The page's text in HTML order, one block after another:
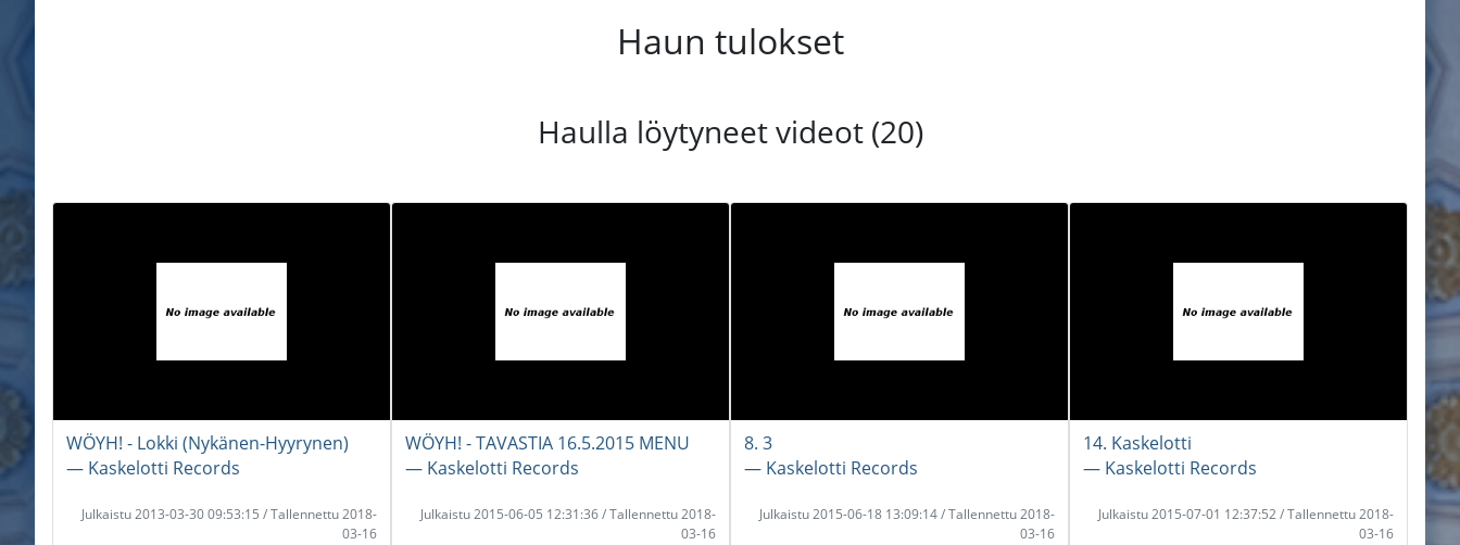
Haun tulokset
Haulla löytyneet videot (20)
WÖYH! - Lokki (Nykänen-Hyyrynen)
― Kaskelotti Records
Julkaistu 2013-03-30 09:53:15 / Tallennettu 2018-
03-16
WÖYH! - TAVASTIA 16.5.2015 MENU
― Kaskelotti Records
Julkaistu 2015-06-05 12:31:36 / Tallennettu 2018-
03-16
8. 3
― Kaskelotti Records
Julkaistu 2015-06-18 13:09:14 / Tallennettu 2018-
03-16
14. Kaskelotti
― Kaskelotti Records
Julkaistu 2015-07-01 12:37:52 / Tallennettu 2018-
03-16